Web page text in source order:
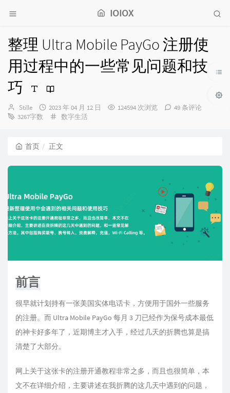
IOIOX
整理 Ultra Mobile PayGo 注册使
用过程中的一些常见问题和技
巧
博
主：
Stille
发
布
2023 年 04 月 12 日 124594 次浏览
49 条评论
3267字数
分
数字生活
首页 正文
前言
很早就计划持有一张美国实体电话卡，方便用于国外一些服务
的注册。而 Ultra Mobile PayGo 每月 3 刀已经作为保号成本最低
的神卡好多年了，近期博主才入手，经过几天的折腾也算是搞
清楚了大部分。
网上关于这张卡的注册开通教程非常之多，而且也很简单，本
文不在详细介绍，主要讲述在我折腾的这几天中遇到的问题，